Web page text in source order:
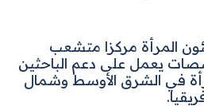
المرأة مركزا متشعب
يعمل على دعم الباحثين
في الشرق الأوسط وشمال
.